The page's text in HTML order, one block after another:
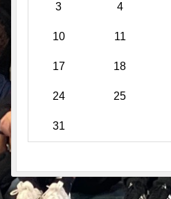
3 4
10 11
17 18
24 25
31